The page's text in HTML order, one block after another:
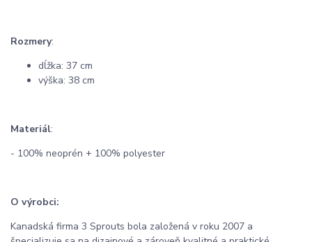
Rozmery:
dĺžka: 37 cm
výška: 38 cm
Materiál:
- 100% neoprén + 100% polyester
O výrobci:
Kanadská firma 3 Sprouts bola založená v roku 2007 a